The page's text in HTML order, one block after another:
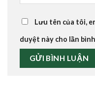
Lưu tên của tôi,
duyệt này cho lần